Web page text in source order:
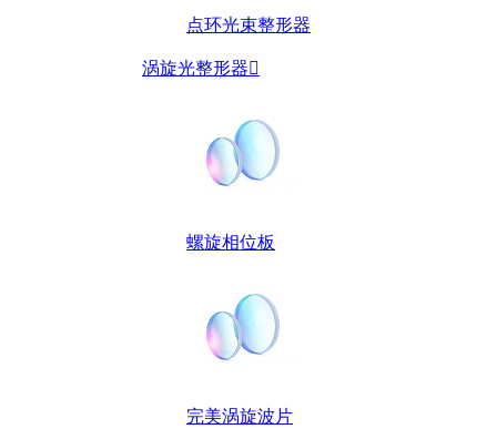
点环光束整形器
涡旋光整形器
螺旋相位板
完美涡旋波片